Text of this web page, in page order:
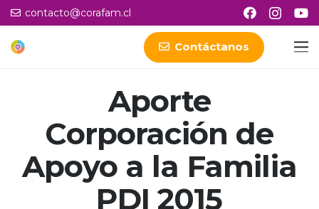
contacto@corafam.cl
Contáctanos
Aporte
Corporación de
Apoyo a la Familia
PDI 2015